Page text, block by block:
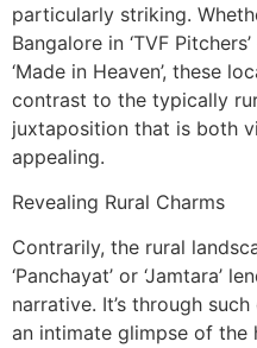
particularly striking.
Bangalore in ‘TVF
‘Made in Heaven’, these
contrast to the typically
juxtaposition that is both
appealing.
Revealing Rural Charms
Contrarily, the rural
‘Panchayat’ or ‘Jamtara’
narrative. It’s through
an intimate glimpse of the